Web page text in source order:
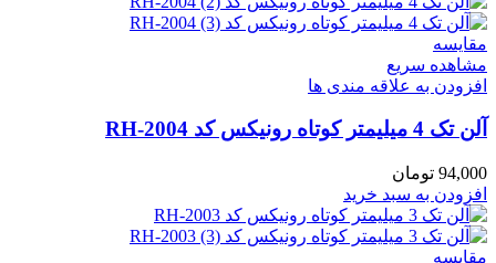
مقایسه
مشاهده سریع
افزودن به علاقه مندی ها
آلن تک 4 میلیمتر کوتاه رونیکس کد RH-2004
94,000 تومان
افزودن به سبد خرید
مقایسه